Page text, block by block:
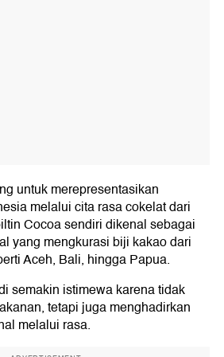
untuk merepresentasikan
melalui cita rasa cokelat dari
Cocoa sendiri dikenal sebagai
yang mengkurasi biji kakao dari
Aceh, Bali, hingga Papua.
semakin istimewa karena tidak
tetapi juga menghadirkan
melalui rasa.